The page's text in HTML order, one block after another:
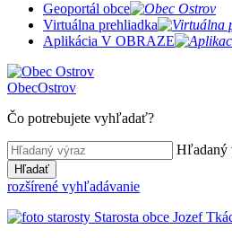
Geoportál obce
Virtuálna prehliadka
Aplikácia V OBRAZE
ObecOstrov
Čo potrebujete vyhľadať?
Hľadaný
Hľadať
rozšírené vyhľadávanie
Starosta obce Jozef